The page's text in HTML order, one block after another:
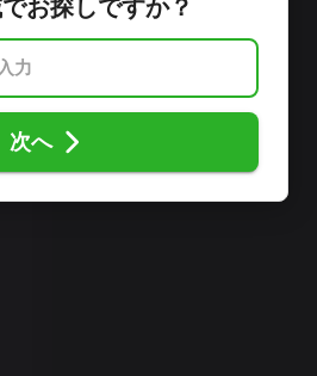
お探しですか？
次へ